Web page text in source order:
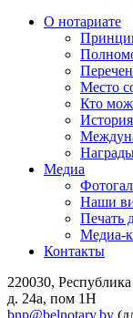
О нотариате
Место
Кто
Медиа
Наши
Печать
Медиа-
Контакты
220030,
д. 24а, пом 1Н